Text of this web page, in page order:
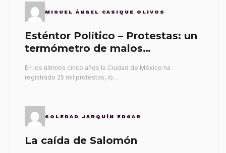
MIGUEL ÁNGEL CASIQUE OLIVOS
Esténtor Político – Protestas: un
termómetro de malos
En los últimos cinco años la Ciudad de México ha
registrado 25 mil protestas, lo…
SOLEDAD JARQUÍN EDGAR
La caída de Salomón